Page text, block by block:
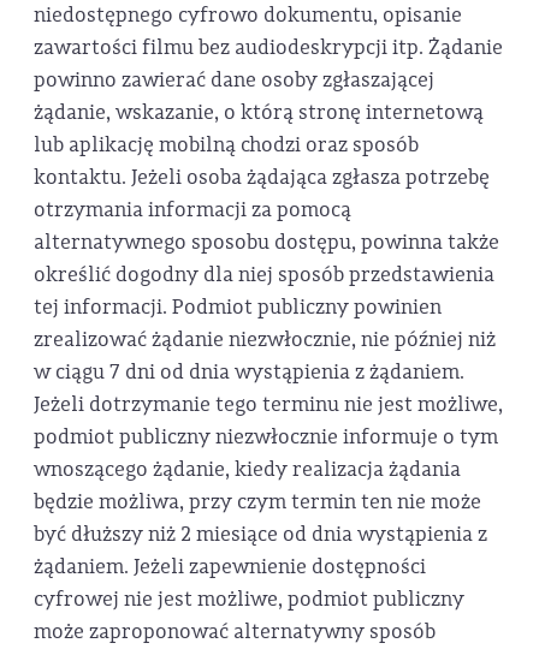
niedostępnego cyfrowo dokumentu, opisanie
zawartości filmu bez audiodeskrypcji itp. Żądanie
powinno zawierać dane osoby zgłaszającej
żądanie, wskazanie, o którą stronę internetową
lub aplikację mobilną chodzi oraz sposób
kontaktu. Jeżeli osoba żądająca zgłasza potrzebę
otrzymania informacji za pomocą
alternatywnego sposobu dostępu, powinna także
określić dogodny dla niej sposób przedstawienia
tej informacji. Podmiot publiczny powinien
zrealizować żądanie niezwłocznie, nie później niż
w ciągu 7 dni od dnia wystąpienia z żądaniem.
Jeżeli dotrzymanie tego terminu nie jest możliwe,
podmiot publiczny niezwłocznie informuje o tym
wnoszącego żądanie, kiedy realizacja żądania
będzie możliwa, przy czym termin ten nie może
być dłuższy niż 2 miesiące od dnia wystąpienia z
żądaniem. Jeżeli zapewnienie dostępności
cyfrowej nie jest możliwe, podmiot publiczny
może zaproponować alternatywny sposób